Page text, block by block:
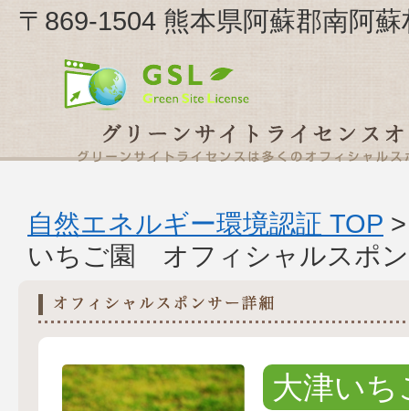
〒869-1504 熊本県阿蘇郡南阿
自然エネルギー環境認証 TOP
いちご園 オフィシャルスポ
大津いち